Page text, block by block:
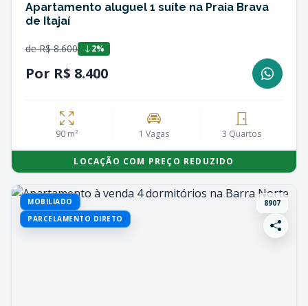
Apartamento aluguel 1 suíte na Praia Brava
de Itajaí
de R$ 8.600 2%
Por R$ 8.400
90 m² 1 Vagas 3 Quartos
LOCAÇÃO COM PREÇO REDUZIDO
MOBILIADO
PARCELAMENTO DIRETO
8907